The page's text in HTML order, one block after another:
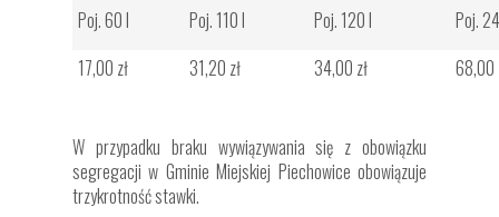
Poj. 60 l
Poj. 110 l Poj. 120 l
Poj.
17,00 zł
31,20 zł 34,00 zł 68,00
W przypadku braku wywiązywania się z obowiązku
segregacji w Gminie Miejskiej Piechowice obowiązuje
trzykrotność stawki.